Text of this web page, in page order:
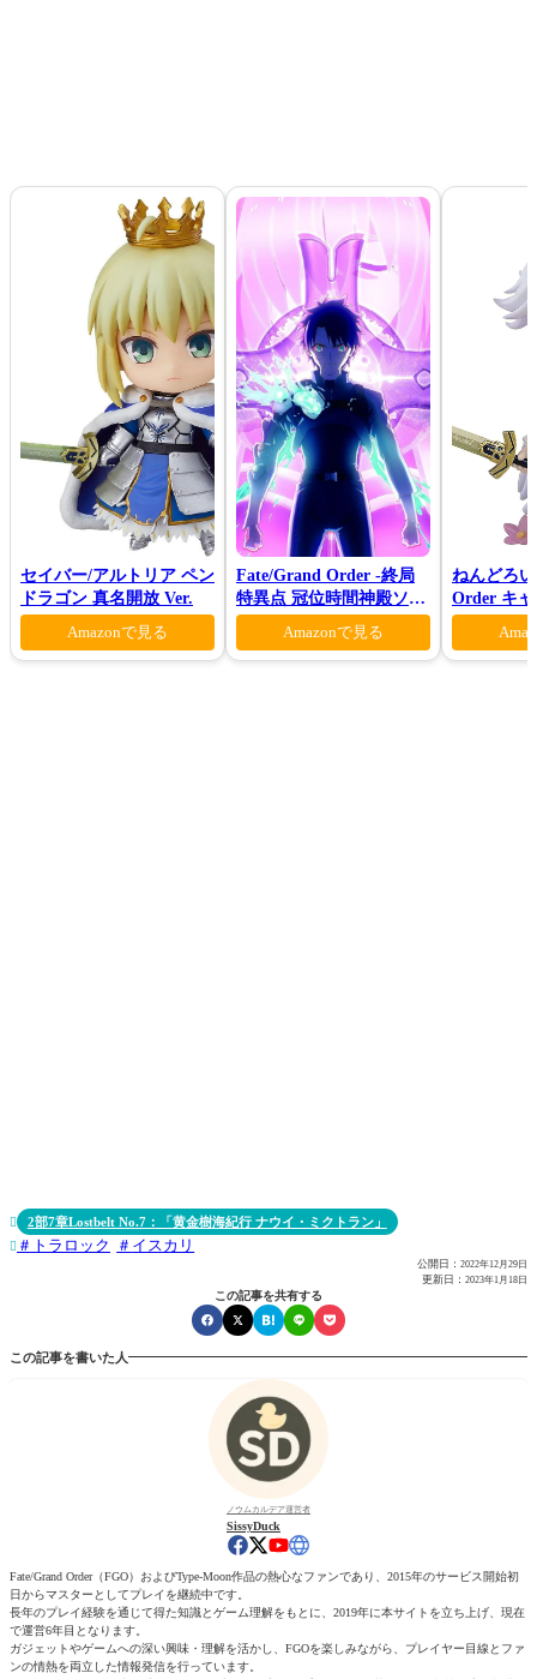
セイバー/アルトリア ペン
ドラゴン 真名開放 Ver.
Amazonで見る
Fate/Grand Order -終局
特異点 冠位時間神殿ソロ
モン-(完全生産限定版)
Amazonで見る
ねんどろ
Order キ
ン 花の魔
 2部7章Lostbelt No.7：「黄金樹海紀行 ナウイ・ミクトラン」
 トラロック イスカリ
公開日： 2022年12月29日
更新日： 2023年1月18日
この記事を共有する
この記事を書いた人
ノウムカルデア運営者
SissyDuck
Fate/Grand Order（FGO）およびType-Moon作品の熱心なファンであり、2015年のサービス開始初
日からマスターとしてプレイを継続中です。
長年のプレイ経験を通じて得た知識とゲーム理解をもとに、2019年に本サイトを立ち上げ、現在
で運営6年目となります。
ガジェットやゲームへの深い興味・理解を活かし、FGOを楽しみながら、プレイヤー目線とファ
ンの情熱を両立した情報発信を行っています。